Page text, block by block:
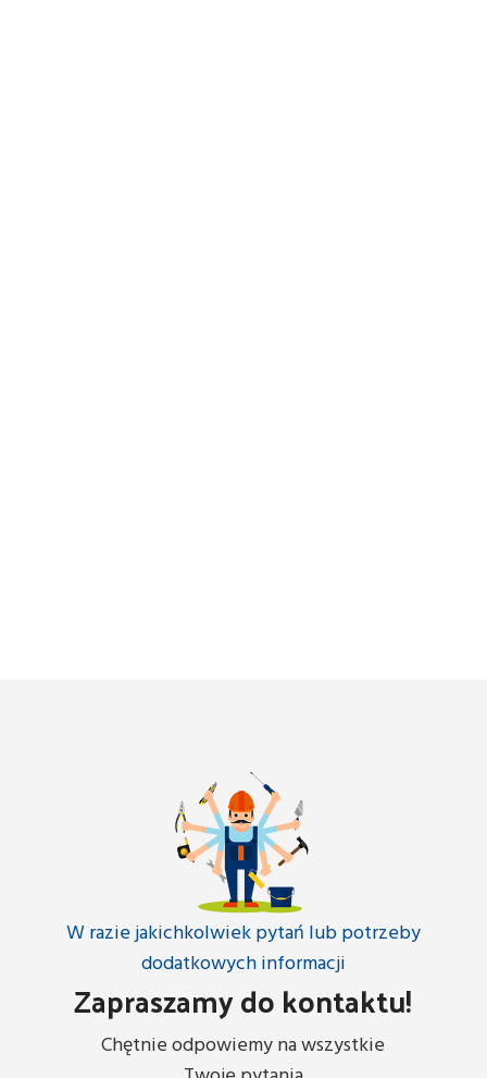
W razie jakichkolwiek pytań lub potrzeby
dodatkowych informacji
Zapraszamy do kontaktu!
Chętnie odpowiemy na wszystkie